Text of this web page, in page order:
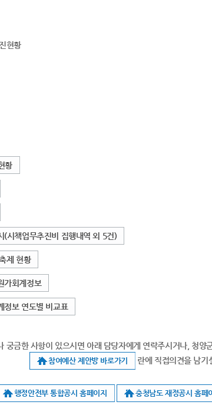
현황
황
(시책업무추진비 집행내역 외 5건)
제 현황
가회계정보
정보 연도별 비교표
궁금한 사항이 있으시면 아래 담당자에게 연락주시거나, 청양
참여예산 제안방 바로가기 란에 직접의견을 남기
행정안전부 통합공시 홈페이지 충청남도 재정공시 홈페